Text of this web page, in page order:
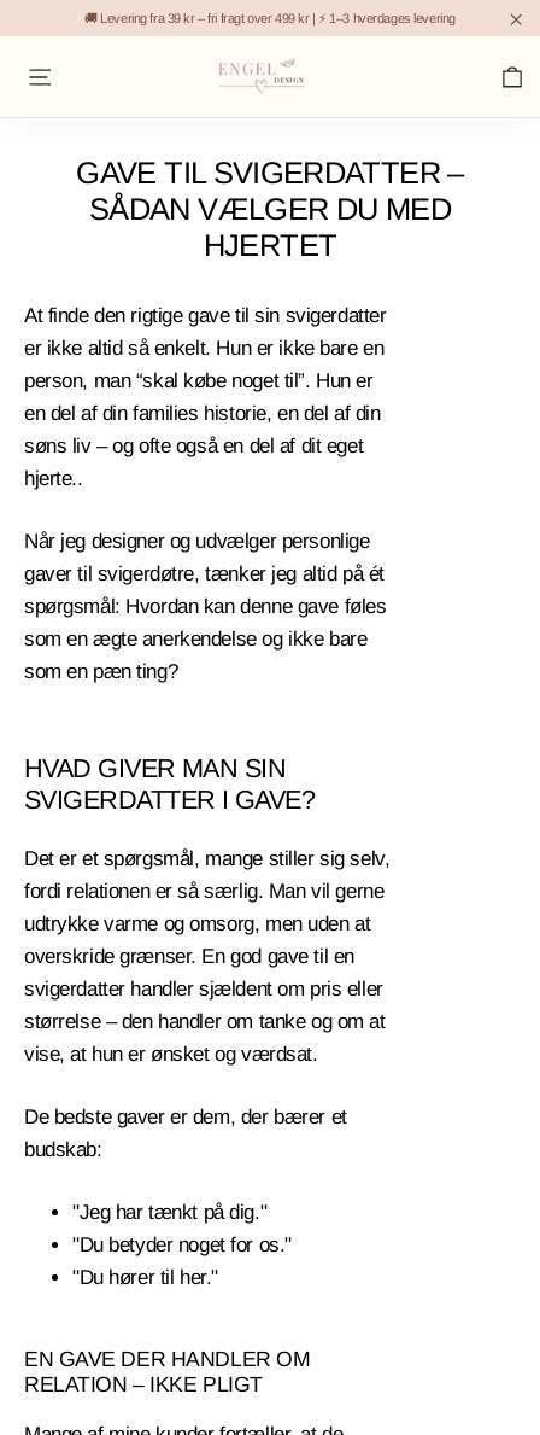
indhold
🚚 Levering fra 39 kr – fri fragt over 499 kr | ⚡ 1–3 hverdages levering
Sidenavigation
GAVE TIL SVIGERDATTER –
SÅDAN VÆLGER DU MED
HJERTET
At finde den rigtige gave til sin svigerdatter
er ikke altid så enkelt. Hun er ikke bare en
person, man “skal købe noget til”. Hun er
en del af din families historie, en del af din
søns liv – og ofte også en del af dit eget
hjerte..
Når jeg designer og udvælger personlige
gaver til svigerdøtre, tænker jeg altid på ét
spørgsmål: Hvordan kan denne gave føles
som en ægte anerkendelse og ikke bare
som en pæn ting?
HVAD GIVER MAN SIN
SVIGERDATTER I GAVE?
Det er et spørgsmål, mange stiller sig selv,
fordi relationen er så særlig. Man vil gerne
udtrykke varme og omsorg, men uden at
overskride grænser. En god gave til en
svigerdatter handler sjældent om pris eller
størrelse – den handler om tanke og om at
vise, at hun er ønsket og værdsat.
De bedste gaver er dem, der bærer et
budskab:
"Jeg har tænkt på dig."
"Du betyder noget for os."
"Du hører til her."
EN GAVE DER HANDLER OM
RELATION – IKKE PLIGT